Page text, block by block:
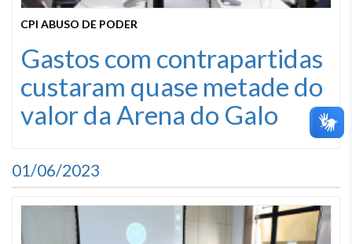
CPI ABUSO DE PODER
Gastos com contrapartidas
custaram quase metade do
valor da Arena do Galo
01/06/2023